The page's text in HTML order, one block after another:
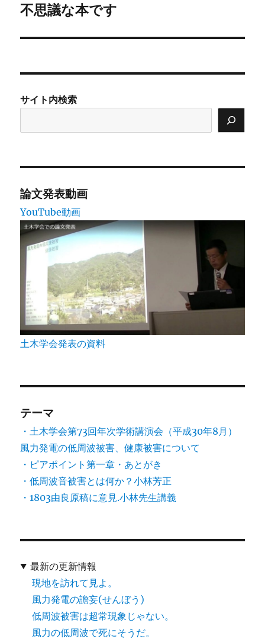
ゲ
ー
ン
次
投
不思議な本です
サイト内検索
論文発表動画
YouTube動画
土木学会発表の資料
テーマ
・土木学会第73回年次学術講演会（平成30年8月）
風力発電の低周波被害、健康被害について
・ピアポイント第一章・あとがき
・低周波音被害とは何か？小林芳正
・1803由良原稿に意見.小林先生講義
最新の更新情報
現地を訪れて見よ。
風力発電の譫妄(せんぼう)
低周波被害は超常現象じゃない。
風力の低周波で死にそうだ。